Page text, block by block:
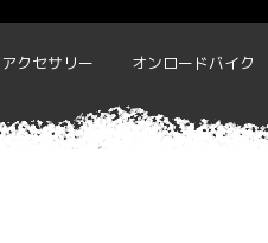
アクセサリー オンロードバイク